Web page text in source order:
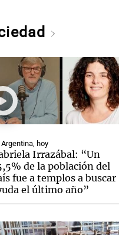
Argentina, hoy
Irrazábal: “Un
de la población del
fue a templos a buscar
el último año”